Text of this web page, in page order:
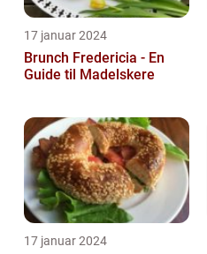
17 januar 2024
Brunch Fredericia - En
Guide til Madelskere
17 januar 2024